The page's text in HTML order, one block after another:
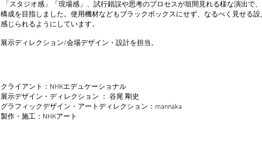
「スタジオ感」「現場感」、試行錯誤や思考のプロセスが垣間見れる様な演出で
構成を目指しました。使用機材などもブラックボックスにせず、なるべく見せる
感じられるようにしています。
展示ディレクション/会場デザイン・設計を担当。
クライアント：NHKエデュケーショナル
展示デザイン・ディレクション ： 谷尾 剛史
グラフィックデザイン・アートディレクション：mannaka
製作・施工：NHKアート